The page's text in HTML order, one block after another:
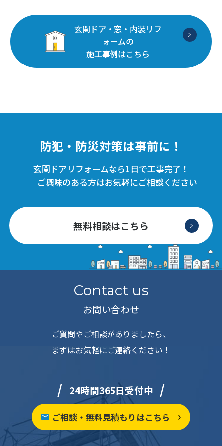
玄関ドア・窓・内装リフ
ォームの
施工事例はこちら
防犯・防災対策は事前に！
玄関ドアリフォームなら1日で工事完了！
ご興味のある方はお気軽にご相談ください
無料相談はこちら
Contact us
お問い合わせ
ご質問やご相談がありましたら、
まずはお気軽にご連絡ください！
24時間365日受付中
ご相談・無料見積もりはこちら